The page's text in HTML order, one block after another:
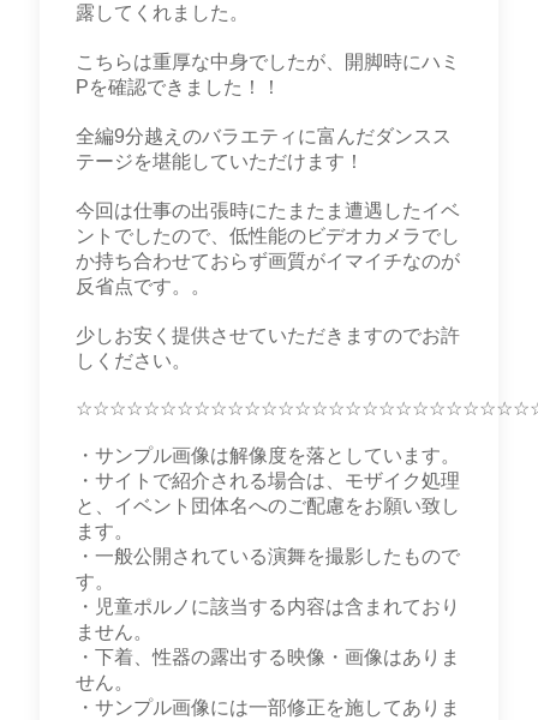
露してくれました。
こちらは重厚な中身でしたが、開脚時にハミ
Pを確認できました！！
全編9分越えのバラエティに富んだダンスス
テージを堪能していただけます！
今回は仕事の出張時にたまたま遭遇したイベ
ントでしたので、低性能のビデオカメラでし
か持ち合わせておらず画質がイマイチなのが
反省点です。。
少しお安く提供させていただきますのでお許
しください。
・サンプル画像は解像度を落としています。
・サイトで紹介される場合は、モザイク処理
と、イベント団体名へのご配慮をお願い致し
ます。
・一般公開されている演舞を撮影したもので
す。
・児童ポルノに該当する内容は含まれており
ません。
・下着、性器の露出する映像・画像はありま
せん。
・サンプル画像には一部修正を施してありま